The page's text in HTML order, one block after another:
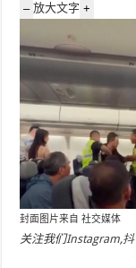
– 放大文字 +
封面图片来自社交媒体
关注我们Instagram,